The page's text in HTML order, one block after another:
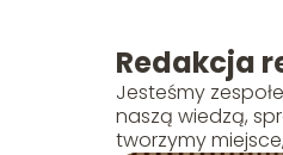
Redakcja
Jesteśmy
naszą wiedzą,
tworzymy